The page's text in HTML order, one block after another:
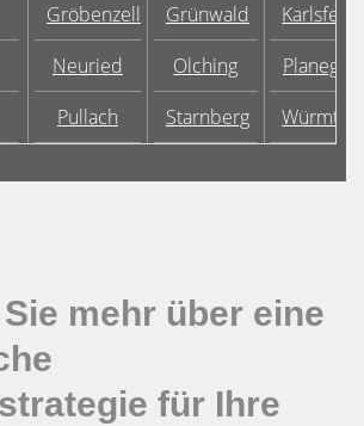
Gröbenzell Grünwald
Karlsfeld
Neuried Olching
Planegg
Pullach Starnberg Würmtal
mehr über eine
für Ihre